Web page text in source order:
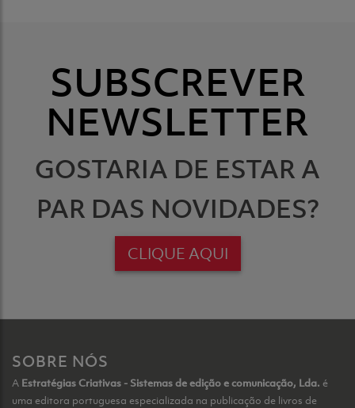
SUBSCREVER
NEWSLETTER
GOSTARIA DE ESTAR A
PAR DAS NOVIDADES?
CLIQUE AQUI
SOBRE NÓS
A Estratégias Criativas - Sistemas de edição e comunicação, Lda. é
uma editora portuguesa especializada na publicação de livros de